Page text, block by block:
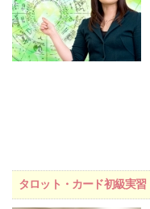
タロット・カード初級実